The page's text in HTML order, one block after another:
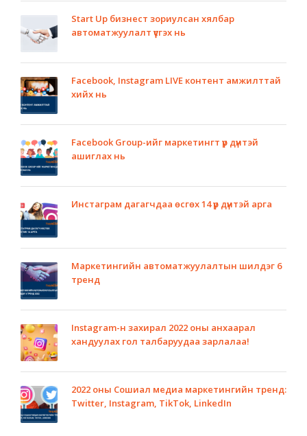
Start Up бизнест зориулсан хялбар
автоматжуулалт үүсгэх нь
Facebook, Instagram LIVE контент амжилттай
хийх нь
Facebook Group-ийг маркетингт үр дүнтэй
ашиглах нь
Инстаграм дагагчдаа өсгөх 14 үр дүнтэй арга
Маркетингийн автоматжуулалтын шилдэг 6
тренд
Instagram-н захирал 2022 оны анхаарал
хандуулах гол талбаруудаа зарлалаа!
2022 оны Сошиал медиа маркетингийн тренд:
Twitter, Instagram, TikTok, LinkedIn